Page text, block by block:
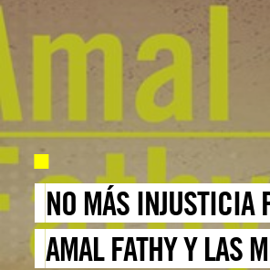
NO MÁS INJUSTICIA
AMAL FATHY Y LAS